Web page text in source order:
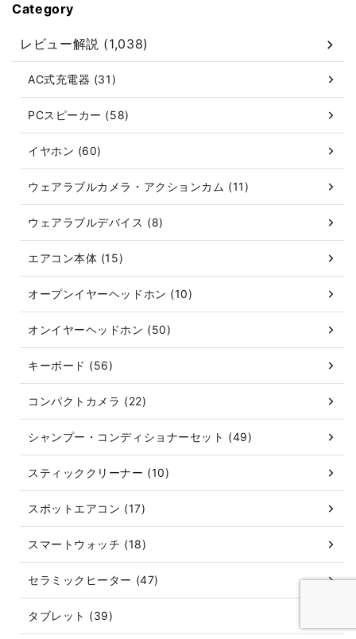
Category
レビュー解説 (1,038)
AC式充電器 (31)
PCスピーカー (58)
イヤホン (60)
ウェアラブルカメラ・アクションカム (11)
ウェアラブルデバイス (8)
エアコン本体 (15)
オープンイヤーヘッドホン (10)
オンイヤーヘッドホン (50)
キーボード (56)
コンパクトカメラ (22)
シャンプー・コンディショナーセット (49)
スティッククリーナー (10)
スポットエアコン (17)
スマートウォッチ (18)
セラミックヒーター (47)
タブレット (39)